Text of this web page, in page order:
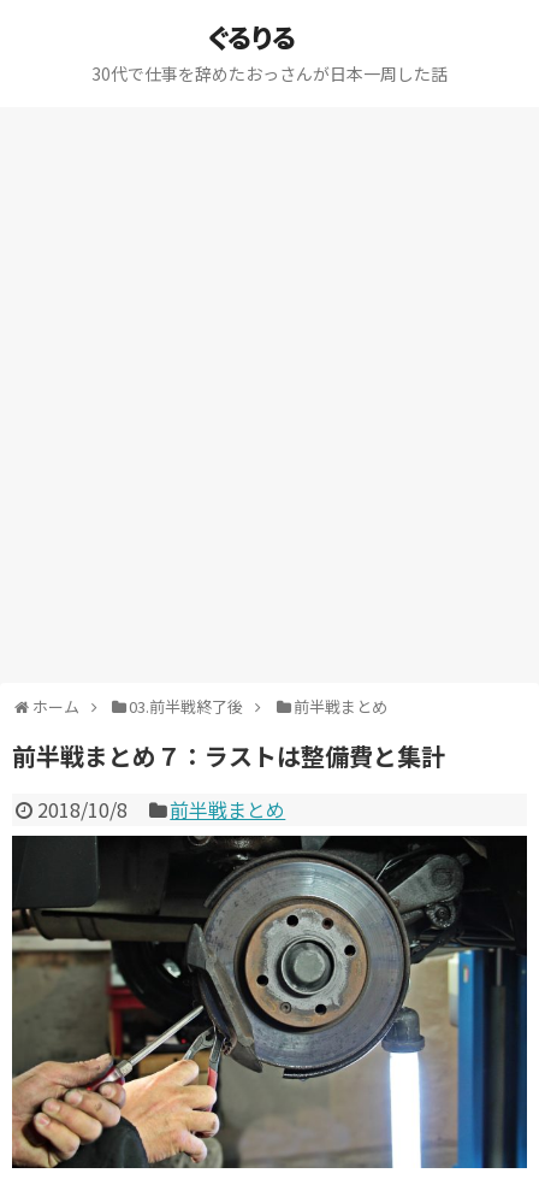
ぐるりる
30代で仕事を辞めたおっさんが日本一周した話
ホーム 03.前半戦終了後 前半戦まとめ
前半戦まとめ７：ラストは整備費と集計
2018/10/8 前半戦まとめ